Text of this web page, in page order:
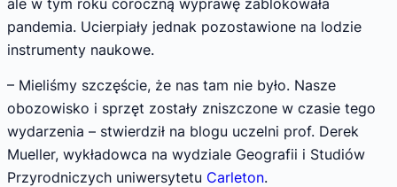
ale w tym roku coroczną wyprawę zablokowała
pandemia. Ucierpiały jednak pozostawione na lodzie
instrumenty naukowe.
– Mieliśmy szczęście, że nas tam nie było. Nasze
obozowisko i sprzęt zostały zniszczone w czasie tego
wydarzenia – stwierdził na blogu uczelni prof. Derek
Mueller, wykładowca na wydziale Geografii i Studiów
Przyrodniczych uniwersytetu Carleton.